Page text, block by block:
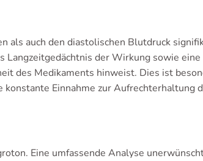
als auch den diastolischen Blutdruck
Langzeitgedächtnis der Wirkung sowie
des Medikaments hinweist. Dies ist
Einnahme zur Aufrechterhaltung
Eine umfassende Analyse